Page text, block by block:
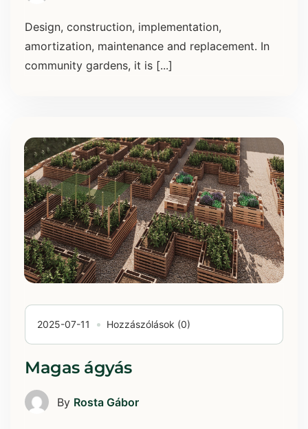
Design, construction, implementation,
amortization, maintenance and replacement. In
community gardens, it is [...]
2025-07-11 Hozzászólások (0)
Magas ágyás
By Rosta Gábor